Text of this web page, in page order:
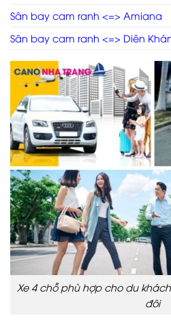
Sân bay cam ranh <=> Amiana
Sân bay cam ranh <=> Diên
Xe 4 chỗ phù hợp cho du
đôi